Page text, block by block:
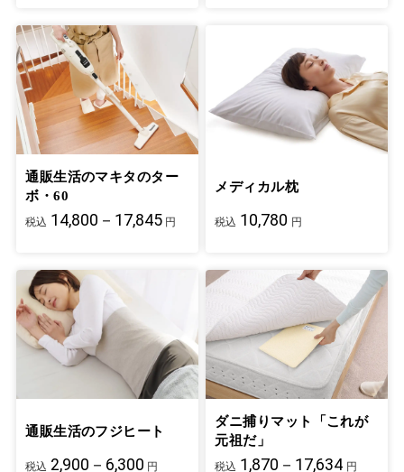
通販生活のマキタのター
ボ・60
税込 14,800－17,845 円
メディカル枕
税込 10,780 円
通販生活のフジヒート
税込 2,900－6,300 円
ダニ捕りマット「これが
元祖だ」
税込 1,870－17,634 円